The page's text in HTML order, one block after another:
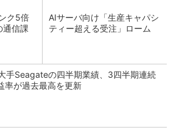
ク5倍
信課
AIサーバ向け「生産キャパシ
ティー超える受注」ローム
手Seagateの四半期業績、3四半期連続
率が過去最高を更新